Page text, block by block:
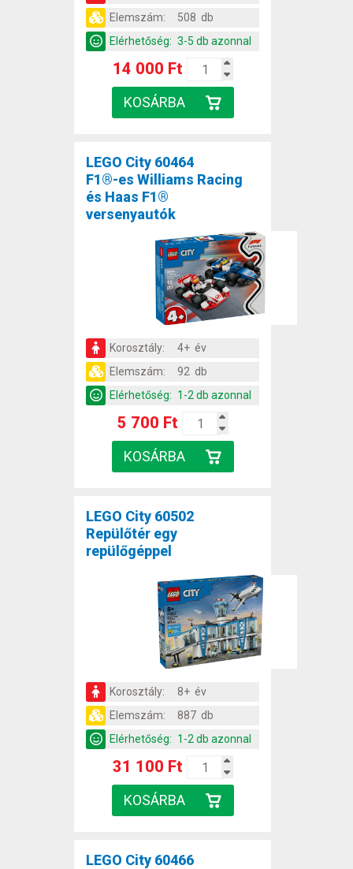
Elemszám:
508 db
Elérhetőség: 3-5 db azonnal
14 000 Ft
LEGO City 60464
F1®-es Williams Racing
és Haas F1®
versenyautók
Korosztály:
4+ év
Elemszám:
92 db
Elérhetőség: 1-2 db azonnal
5 700 Ft
LEGO City 60502
Repülőtér egy
repülőgéppel
Korosztály:
8+ év
Elemszám:
887 db
Elérhetőség: 1-2 db azonnal
31 100 Ft
LEGO City 60466